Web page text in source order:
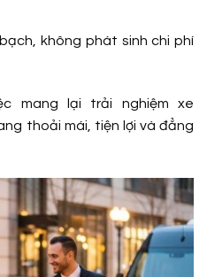
không phát sinh chi phí
mang lại trải nghiệm xe
thoải mái, tiện lợi và đẳng